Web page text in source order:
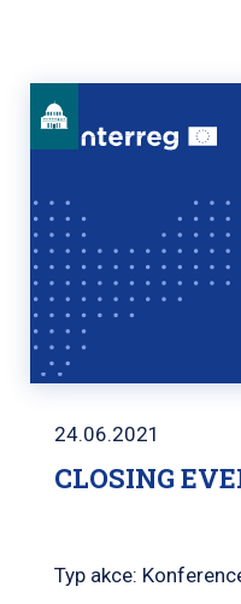
24.06.2021
CLOSING
Typ akce: